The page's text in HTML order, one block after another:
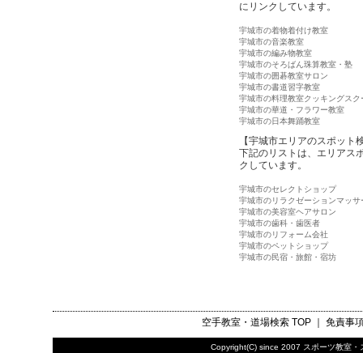
にリンクしています。
宇城市の着物着付け教室
宇城市の音楽教室
宇城市の編み物教室
宇城市のそろばん珠算教室・塾
宇城市の囲碁教室サロン
宇城市の書道習字教室
宇城市の料理教室クッキングスク
宇城市の華道・フラワー教室
宇城市の日本舞踊教室
【宇城市エリアのスポット
下記のリストは、エリアス
クしています。
宇城市のセレクトショップ
宇城市のリラクゼーションマッサ
宇城市の美容室ヘアサロン
宇城市の歯科・歯医者
宇城市のリフォーム会社
宇城市のペットショップ
宇城市の民宿・旅館・宿坊
空手教室・道場検索TOP ｜ 免責事
Copyright(C) since 2007 スポーツ教室・